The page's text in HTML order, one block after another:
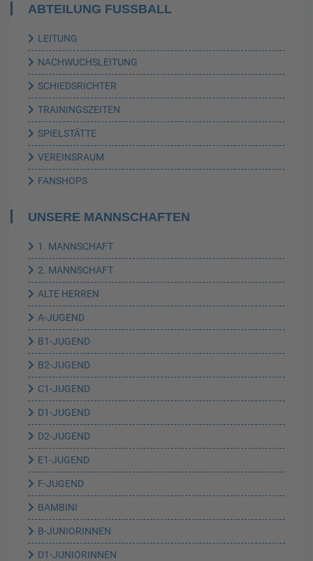
ABTEILUNG FUSSBALL
LEITUNG
NACHWUCHSLEITUNG
SCHIEDSRICHTER
TRAININGSZEITEN
SPIELSTÄTTE
VEREINSRAUM
FANSHOPS
UNSERE MANNSCHAFTEN
1. MANNSCHAFT
2. MANNSCHAFT
ALTE HERREN
A-JUGEND
B1-JUGEND
B2-JUGEND
C1-JUGEND
D1-JUGEND
D2-JUGEND
E1-JUGEND
F-JUGEND
BAMBINI
B-JUNIORINNEN
D1-JUNIORINNEN